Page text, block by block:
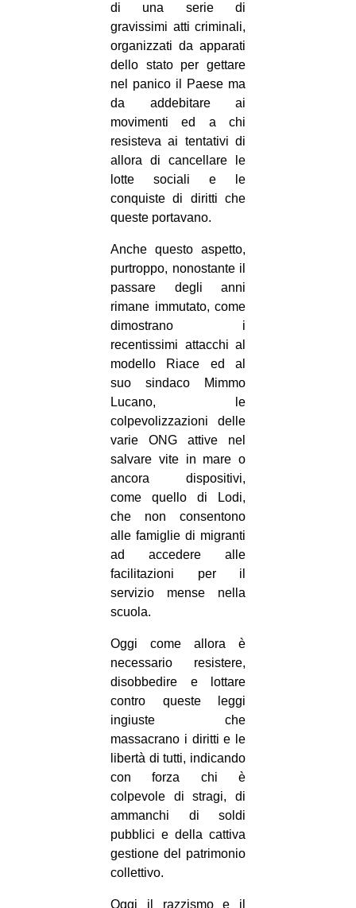
di una serie di
gravissimi atti criminali,
organizzati da apparati
dello stato per gettare
nel panico il Paese ma
da addebitare ai
movimenti ed a chi
resisteva ai tentativi di
allora di cancellare le
lotte sociali e le
conquiste di diritti che
queste portavano.
Anche questo aspetto,
purtroppo, nonostante il
passare degli anni
rimane immutato, come
dimostrano i
recentissimi attacchi al
modello Riace ed al
suo sindaco Mimmo
Lucano, le
colpevolizzazioni delle
varie ONG attive nel
salvare vite in mare o
ancora dispositivi,
come quello di Lodi,
che non consentono
alle famiglie di migranti
ad accedere alle
facilitazioni per il
servizio mense nella
scuola.
Oggi come allora è
necessario resistere,
disobbedire e lottare
contro queste leggi
ingiuste che
massacrano i diritti e le
libertà di tutti, indicando
con forza chi è
colpevole di stragi, di
ammanchi di soldi
pubblici e della cattiva
gestione del patrimonio
collettivo.
Oggi il razzismo e il